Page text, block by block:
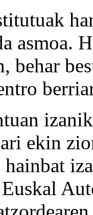
asmoa.
behar
ekin